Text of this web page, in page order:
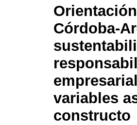
Córdoba-
variables
constructo